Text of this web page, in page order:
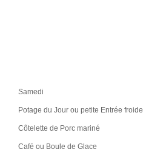
Samedi
Potage du Jour ou petite Entrée froide
Côtelette de Porc mariné
Café ou Boule de Glace